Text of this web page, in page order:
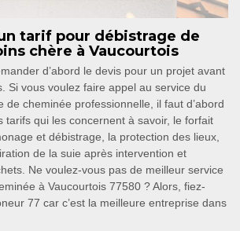
tarif pour débistrage de
chère à Vaucourtois
d’abord le devis pour un projet avant
Si vous voulez faire appel au service du
de cheminée professionnelle, il faut d’abord
tarifs qui les concernent à savoir, le forfait
et débistrage, la protection des lieux,
de la suie après intervention et
Ne voulez-vous pas de meilleur service
à Vaucourtois 77580 ? Alors, fiez-
77 car c’est la meilleure entreprise dans